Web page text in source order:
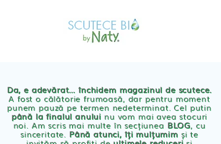
PRODUSE BEBE
Servetele umede ecologice
Cosmetice BEBE
Olita Bio Naty
Da, e adevărat… închidem magazinul de scutece.
A fost o călătorie frumoasă, dar pentru moment
punem pauză pe termen nedeterminat. Cel putin
până la finalul anului nu vom mai avea stocuri
noi. Am scris mai multe în secțiunea BLOG, cu
sinceritate. Până atunci, îți mulțumimși te